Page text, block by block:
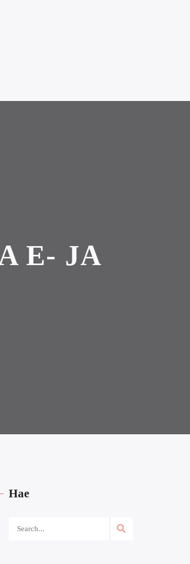
E- JA
Hae